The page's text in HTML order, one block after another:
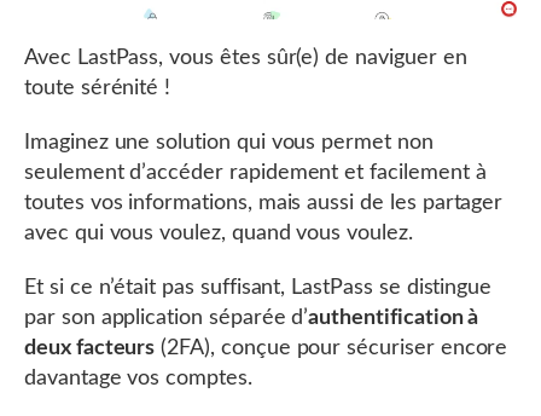
Avec LastPass, vous êtes sûr(e) de naviguer en
toute sérénité !
Imaginez une solution qui vous permet non
seulement d’accéder rapidement et facilement à
toutes vos informations, mais aussi de les partager
avec qui vous voulez, quand vous voulez.
Et si ce n’était pas suffisant, LastPass se distingue
par son application séparée d’authentification à
deux facteurs (2FA), conçue pour sécuriser encore
davantage vos comptes.